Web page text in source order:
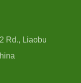
Rd., Liaobu